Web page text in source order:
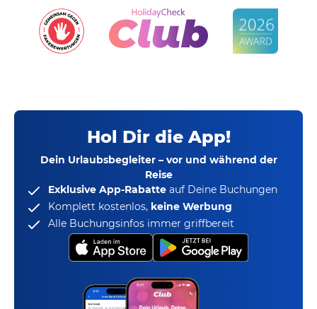
Hol Dir die App!
Dein Urlaubsbegleiter – vor und während der
Reise
Exklusive App-Rabatte auf Deine Buchungen
Komplett kostenlos, keine Werbung
Alle Buchungsinfos immer griffbereit